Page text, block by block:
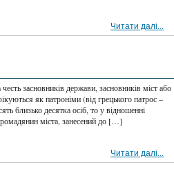
Читати далі...
засновників держави, засновників міст або
як патроніми (від грецького патрос –
близько десятка осіб, то у відношенні
міста, занесений до […]
Читати далі...